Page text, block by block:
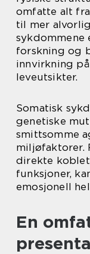
omfatte alt
til mer
sykdommene
forskning og
innvirkning
leveutsikter.
Somatisk
genetiske
smittsomme
miljøfaktorer.
direkte
funksjoner,
emosjonell
En